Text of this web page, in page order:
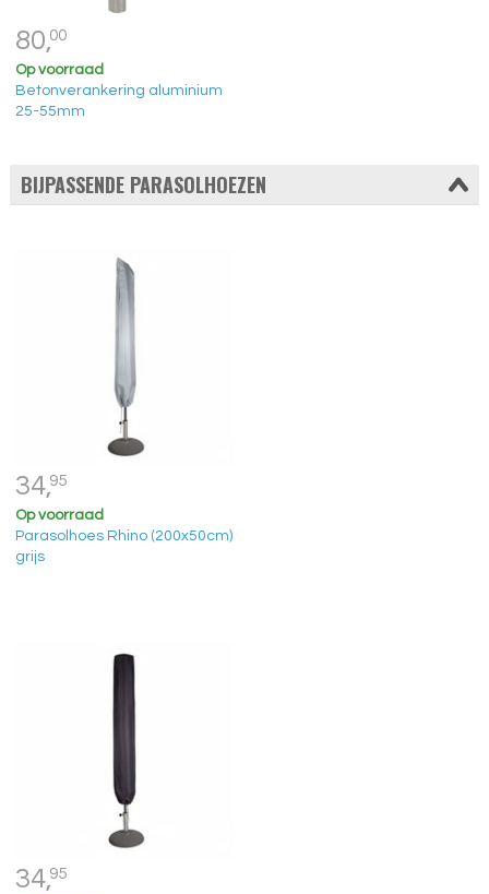
80,00
Op voorraad
Betonverankering aluminium
25-55mm
BIJPASSENDE PARASOLHOEZEN
34,95
Op voorraad
Parasolhoes Rhino (200x50cm)
grijs
34,95